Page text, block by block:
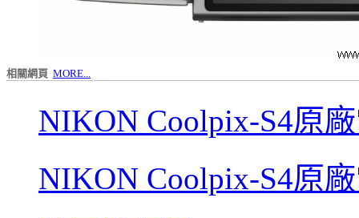
相關網頁 MORE...
NIKON Coolpix-S4原
NIKON Coolpix-S4原